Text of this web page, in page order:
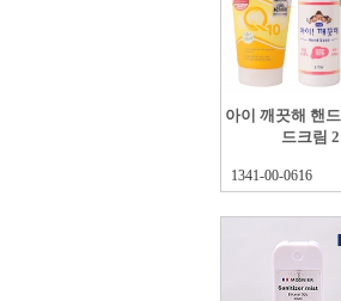
아이 깨끗해 핸
드크림
1341-00-0616